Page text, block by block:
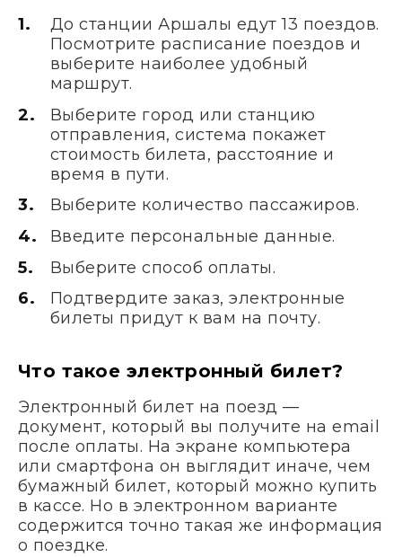
До станции Аршалы едут 13 поездов.
Посмотрите расписание поездов и
выберите наиболее удобный
маршрут.
Выберите город или станцию
отправления, система покажет
стоимость билета, расстояние и
время в пути.
Выберите количество пассажиров.
Введите персональные данные.
Выберите способ оплаты.
Подтвердите заказ, электронные
билеты придут к вам на почту.
Что такое электронный билет?
Электронный билет на поезд —
документ, который вы получите на email
после оплаты. На экране компьютера
или смартфона он выглядит иначе, чем
бумажный билет, который можно купить
в кассе. Но в электронном варианте
содержится точно такая же информация
о поездке.